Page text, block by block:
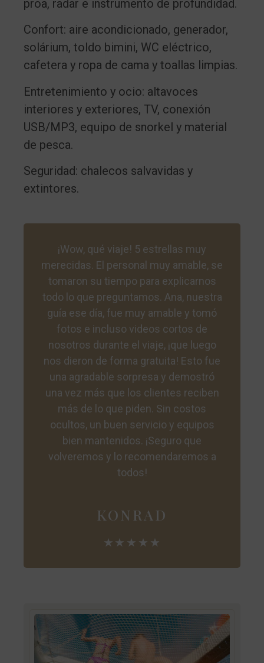
proa, radar e instrumento de profundidad.
Confort: aire acondicionado, generador,
solárium, toldo bimini, WC eléctrico,
cafetera y ropa de cama y toallas limpias.
Entretenimiento y ocio: altavoces
interiores y exteriores, TV, conexión
USB/MP3, equipo de snorkel y material
de pesca.
Seguridad: chalecos salvavidas y
extintores.
¡Wow, qué viaje! 5 estrellas muy
merecidas. El personal muy amable, se
tomaron su tiempo para explicarnos
todo lo que preguntamos. Ana, nuestra
guía ese día, fue muy amable y tomó
fotos e incluso videos cortos de
nosotros durante el viaje, ¡que luego
nos dieron de forma gratuita! Esto fue
una agradable sorpresa y demostró
una vez más que los clientes reciben
más de lo que piden. Sin costos
ocultos, un buen servicio y equipos
bien mantenidos. ¡Seguro que
volveremos y lo recomendaremos a
todos!
KONRAD
★★★★★